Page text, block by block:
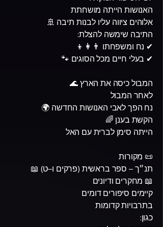
האנושות הייתה מושחתת
אלוהים ציווה עליו לבנות תיבה 🚢
התיבה שימשה להצלת:
✔ נח ומשפחתו 👨‍👩‍👦
✔ בעלי חיים מכל הסוגים 🐾
המבול כיסה את הארץ 🌊
לאחר המבול
נח הפך לאבי האנושות החדשה 🌍
הקשת בענן 🌈
הייתה סימן לברית עם האל
📜 מקורות
תנ״ך – ספר בראשית (פרקים ו–ט) 📖
📖 מחקרים ודיונים
קיימים סיפורים דומים
בתרבויות קדומות
כגון: